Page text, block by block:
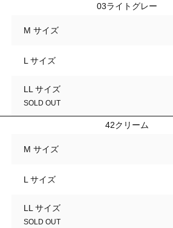
42クリーム
03ライトグレー
M サイズ
L サイズ
LL サイズ
SOLD OUT
42クリーム
M サイズ
L サイズ
LL サイズ
SOLD OUT